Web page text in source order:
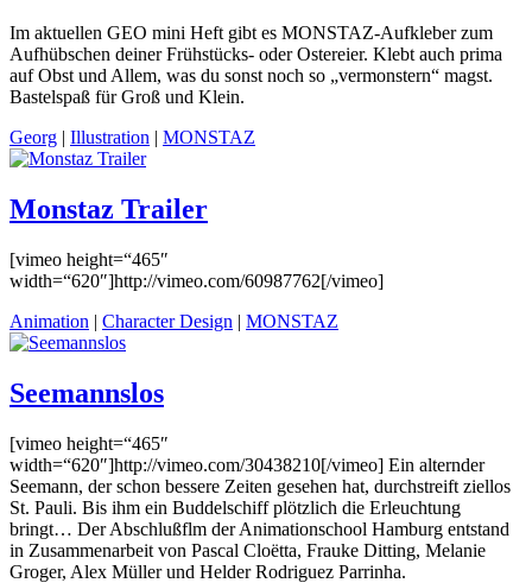
Im aktuellen GEO mini Heft gibt es MONSTAZ-Aufkleber zum
Aufhübschen deiner Frühstücks- oder Ostereier. Klebt auch prima
auf Obst und Allem, was du sonst noch so „vermonstern“ magst.
Bastelspaß für Groß und Klein.
Georg | Illustration | MONSTAZ
Monstaz Trailer
[vimeo height=“465″
width=“620″]http://vimeo.com/60987762[/vimeo]
Animation | Character Design | MONSTAZ
Seemannslos
[vimeo height=“465″
width=“620″]http://vimeo.com/30438210[/vimeo] Ein alternder
Seemann, der schon bessere Zeiten gesehen hat, durchstreift ziellos
St. Pauli. Bis ihm ein Buddelschiff plötzlich die Erleuchtung
bringt… Der Abschlußflm der Animationschool Hamburg entstand
in Zusammenarbeit von Pascal Cloëtta, Frauke Ditting, Melanie
Groger, Alex Müller und Helder Rodriguez Parrinha.